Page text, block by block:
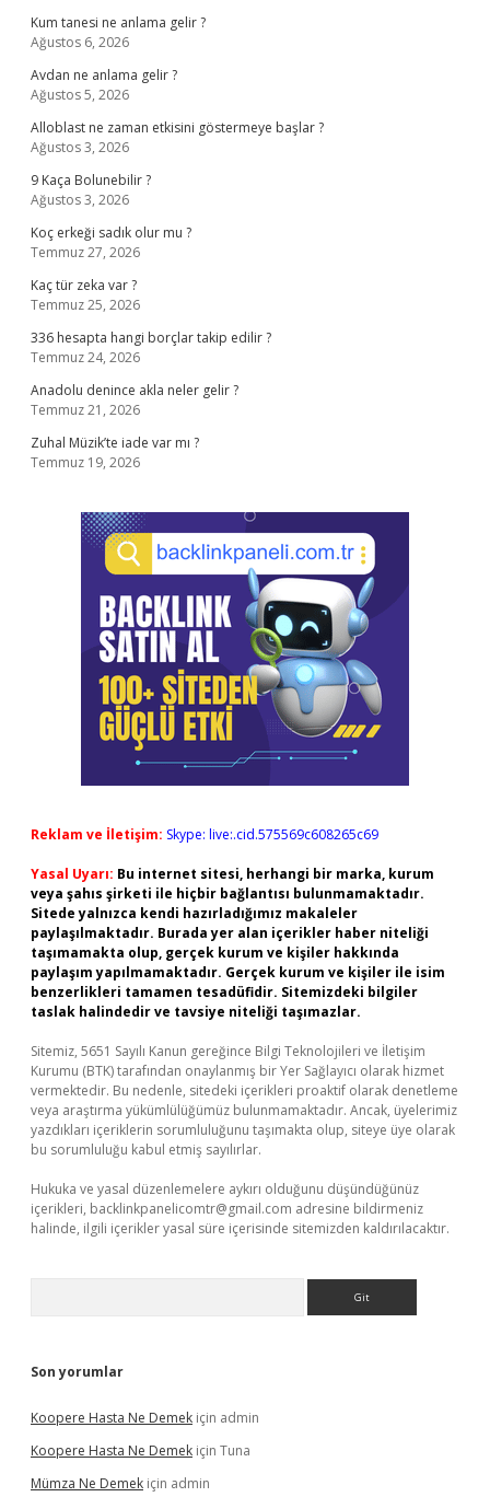
Kum tanesi ne anlama gelir ?
Ağustos 6, 2026
Avdan ne anlama gelir ?
Ağustos 5, 2026
Alloblast ne zaman etkisini göstermeye başlar ?
Ağustos 3, 2026
9 Kaça Bolunebilir ?
Ağustos 3, 2026
Koç erkeği sadık olur mu ?
Temmuz 27, 2026
Kaç tür zeka var ?
Temmuz 25, 2026
336 hesapta hangi borçlar takip edilir ?
Temmuz 24, 2026
Anadolu denince akla neler gelir ?
Temmuz 21, 2026
Zuhal Müzik’te iade var mı ?
Temmuz 19, 2026
Reklam ve İletişim: Skype: live:.cid.575569c608265c69
Yasal Uyarı: Bu internet sitesi, herhangi bir marka, kurum
veya şahıs şirketi ile hiçbir bağlantısı bulunmamaktadır.
Sitede yalnızca kendi hazırladığımız makaleler
paylaşılmaktadır. Burada yer alan içerikler haber niteliği
taşımamakta olup, gerçek kurum ve kişiler hakkında
paylaşım yapılmamaktadır. Gerçek kurum ve kişiler ile isim
benzerlikleri tamamen tesadüfidir. Sitemizdeki bilgiler
taslak halindedir ve tavsiye niteliği taşımazlar.
Sitemiz, 5651 Sayılı Kanun gereğince Bilgi Teknolojileri ve İletişim
Kurumu (BTK) tarafından onaylanmış bir Yer Sağlayıcı olarak hizmet
vermektedir. Bu nedenle, sitedeki içerikleri proaktif olarak denetleme
veya araştırma yükümlülüğümüz bulunmamaktadır. Ancak, üyelerimiz
yazdıkları içeriklerin sorumluluğunu taşımakta olup, siteye üye olarak
bu sorumluluğu kabul etmiş sayılırlar.
Hukuka ve yasal düzenlemelere aykırı olduğunu düşündüğünüz
içerikleri, backlinkpanelicomtr@gmail.com adresine bildirmeniz
halinde, ilgili içerikler yasal süre içerisinde sitemizden kaldırılacaktır.
Son yorumlar
Koopere Hasta Ne Demek için admin
Koopere Hasta Ne Demek için Tuna
Mümza Ne Demek için admin